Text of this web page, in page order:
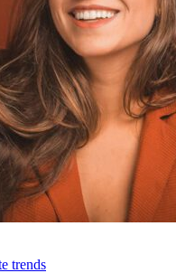
trends